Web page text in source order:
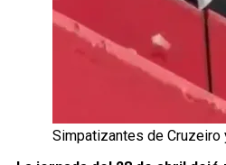
Simpatizantes de Cruzeiro